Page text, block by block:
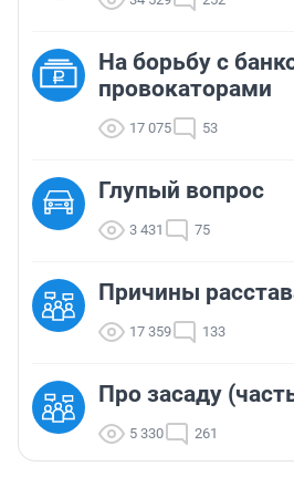
На борьбу с
провокаторами
17 075 53
Глупый вопрос
3 431 75
Причины
17 359 133
Про засаду
5 330 261